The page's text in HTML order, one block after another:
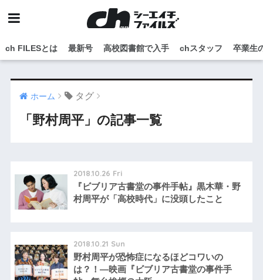
ch FILESとは 最新号 高校図書館で入手 chスタッフ 卒業生
ホーム タグ
「野村周平」の記事一覧
2018.10.26 Fri
『ビブリア古書堂の事件手帖』黒木華・野
村周平が「高校時代」に没頭したこと
2018.10.21 Sun
野村周平が恐怖症になるほどコワいの
は？！―映画『ビブリア古書堂の事件手